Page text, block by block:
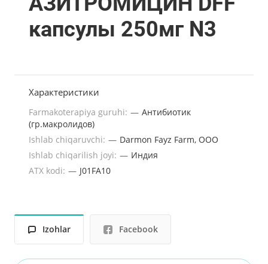
капсулы 250мг N3
Характеристики
Farmakoterapiya guruhi: — Антибиотик
(гр.макролидов)
Ishlab chiqaruvchi: — Darmon Fayz Farm, OOO
Ishlab chiqarilish joyi: — Индия
ATX kodi: — J01FA10
Izohlar Facebook